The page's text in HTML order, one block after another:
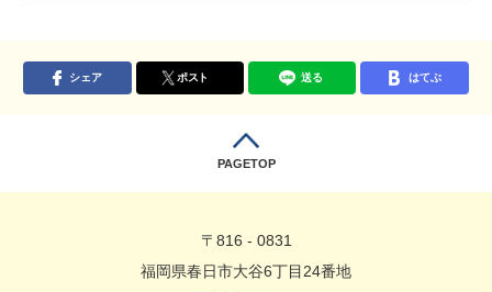
シェア ポスト 送る はてぶ
PAGETOP
〒816 - 0831
福岡県春日市大谷6丁目24番地